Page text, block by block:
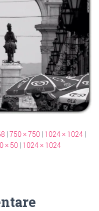
| 750 × 750 | 1024 × 1024 |
× 50 | 1024 × 1024